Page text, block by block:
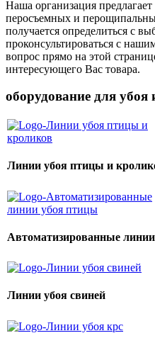
Наша организация
перосъемных и
получается определиться с
проконсультироваться с
вопрос прямо на этой
интересующего Вас товара.
оборудование для убоя
Линии убоя птицы и
Автоматизированные
Линии убоя свиней